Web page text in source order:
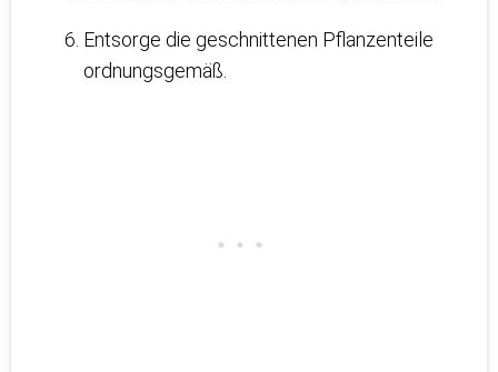
Entsorge die geschnittenen Pflanzenteile
ordnungsgemäß.